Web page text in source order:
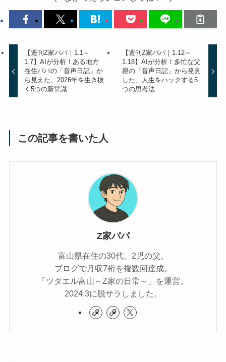
よかったらシェアしてね！
【週刊Z家パパ｜1.1～
1.7】AIが分析！ある地方
在住パパの「音声日記」か
ら見えた、2026年を生き抜
【週刊Z家パパ｜1.12～
1.18】AIが分析！多忙な父
親の「音声日記」から発見
した、人生をハックする5
つの思考法
この記事を書いた人